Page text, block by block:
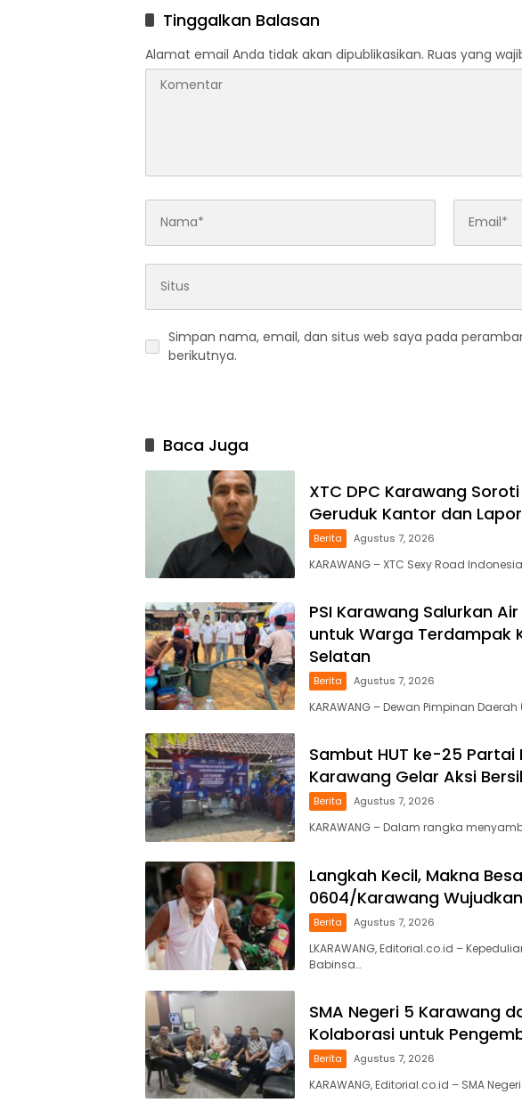
Tinggalkan Balasan
Alamat email Anda tidak akan dipublikasikan. Ruas yang
Simpan nama, email, dan situs web saya pada
berikutnya.
Baca Juga
XTC DPC Karawang Soroti
Geruduk Kantor dan
Berita Agustus 7, 2026
KARAWANG – XTC Sexy Road
PSI Karawang Salurkan
untuk Warga Terdampak
Selatan
Berita Agustus 7, 2026
KARAWANG – Dewan Pimpinan
Sambut HUT ke-25
Karawang Gelar Aksi
Berita Agustus 7, 2026
KARAWANG – Dalam rangka
Langkah Kecil, Makna
0604/Karawang
Berita Agustus 7, 2026
LKARAWANG, Editorial.co.id –
Babinsa…
SMA Negeri 5 Karawang
Kolaborasi untuk
Berita Agustus 7, 2026
KARAWANG, Editorial.co.id – SMA